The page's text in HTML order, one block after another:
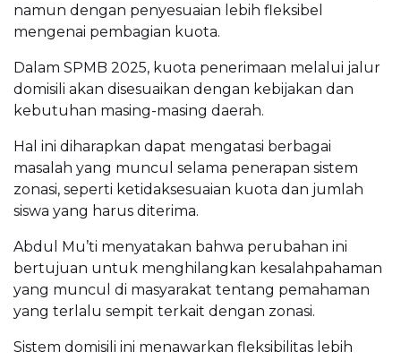
namun dengan penyesuaian lebih fleksibel
mengenai pembagian kuota.
Dalam SPMB 2025, kuota penerimaan melalui jalur
domisili akan disesuaikan dengan kebijakan dan
kebutuhan masing-masing daerah.
Hal ini diharapkan dapat mengatasi berbagai
masalah yang muncul selama penerapan sistem
zonasi, seperti ketidaksesuaian kuota dan jumlah
siswa yang harus diterima.
Abdul Mu’ti menyatakan bahwa perubahan ini
bertujuan untuk menghilangkan kesalahpahaman
yang muncul di masyarakat tentang pemahaman
yang terlalu sempit terkait dengan zonasi.
Sistem domisili ini menawarkan fleksibilitas lebih